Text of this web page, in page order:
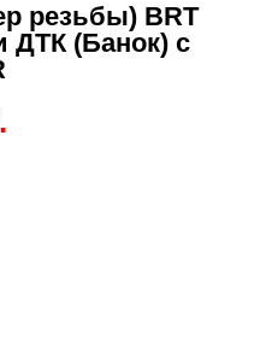
резьбы) BRT
ДТК (Банок) с